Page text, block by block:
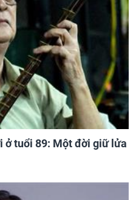
ở tuổi 89: Một đời giữ lửa